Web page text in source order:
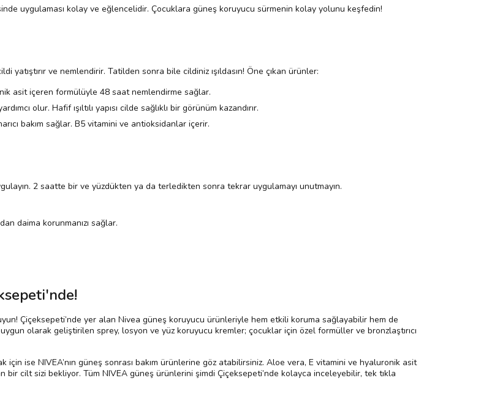
uygulaması kolay ve eğlencelidir. Çocuklara güneş koruyucu sürmenin kolay yolunu keşfedin!
yatıştırır ve nemlendirir. Tatilden sonra bile cildiniz ışıldasın! Öne çıkan ürünler:
asit içeren formülüyle 48 saat nemlendirme sağlar.
olur. Hafif ışıltılı yapısı cilde sağlıklı bir görünüm kazandırır.
bakım sağlar. B5 vitamini ve antioksidanlar içerir.
2 saatte bir ve yüzdükten ya da terledikten sonra tekrar uygulamayı unutmayın.
daima korunmanızı sağlar.
Çiçeksepeti’nde yer alan Nivea güneş koruyucu ürünleriyle hem etkili koruma sağlayabilir hem de
olarak geliştirilen sprey, losyon ve yüz koruyucu kremler; çocuklar için özel formüller ve bronzlaştırıcı
için ise NIVEA’nın güneş sonrası bakım ürünlerine göz atabilirsiniz. Aloe vera, E vitamini ve hyaluronik asit
bir cilt sizi bekliyor. Tüm NIVEA güneş ürünlerini şimdi Çiçeksepeti’nde kolayca inceleyebilir, tek tıkla